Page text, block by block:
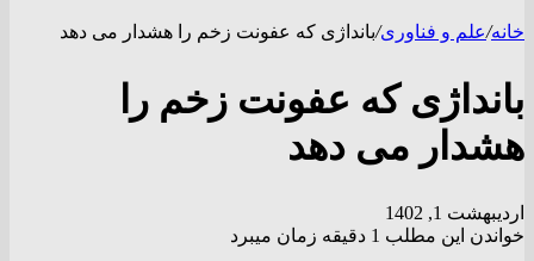
خانه/علم و فناوری/بانداژی که عفونت زخم را هشدار می دهد
بانداژی که عفونت زخم را
هشدار می دهد
اردیبهشت 1, 1402
خواندن این مطلب 1 دقیقه زمان میبرد